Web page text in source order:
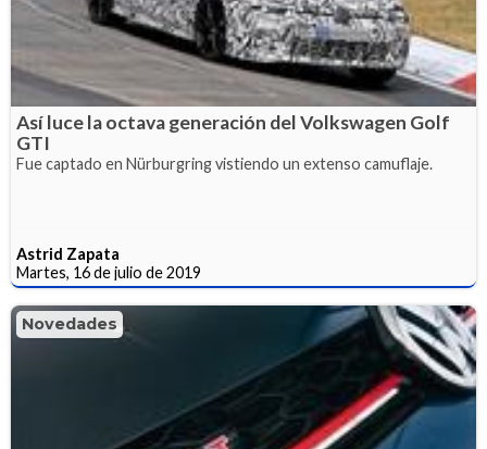
Así luce la octava generación del Volkswagen Golf
GTI
Fue captado en Nürburgring vistiendo un extenso camuflaje.
Astrid Zapata
Martes, 16 de julio de 2019
Novedades